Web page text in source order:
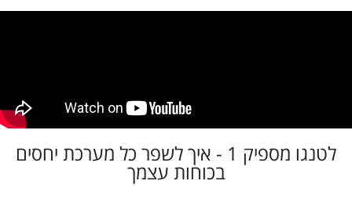
לטנגו מספיק 1 - איך לשפר כל מערכת יחסים
בכוחות עצמך